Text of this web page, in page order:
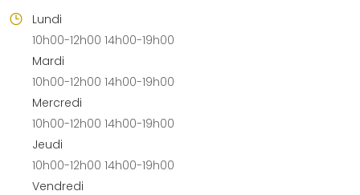
Lundi
10h00-12h00 14h00-19h00
Mardi
10h00-12h00 14h00-19h00
Mercredi
10h00-12h00 14h00-19h00
Jeudi
10h00-12h00 14h00-19h00
Vendredi